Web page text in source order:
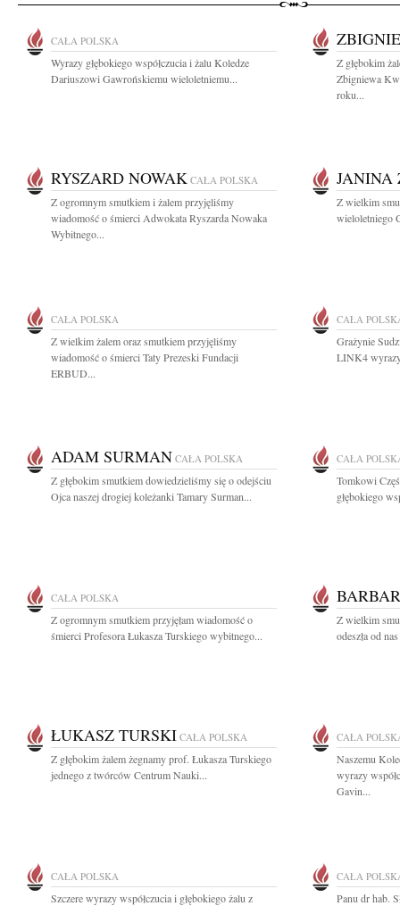
CAŁA POLSKA
Wyrazy głębokiego współczucia i żalu Koledze
Dariuszowi Gawrońskiemu wieloletniemu...
Z głębokim
Zbigniewa
roku...
RYSZARD NOWAK CAŁA POLSKA
Z ogromnym smutkiem i żalem przyjęliśmy
wiadomość o śmierci Adwokata Ryszarda Nowaka
Wybitnego...
JANINA
Z wielkim
wieloletniego
CAŁA POLSKA
Z wielkim żalem oraz smutkiem przyjęliśmy
wiadomość o śmierci Taty Prezeski Fundacji
ERBUD...
CAŁA
Grażynie
LINK4
ADAM SURMAN CAŁA POLSKA
Z głębokim smutkiem dowiedzieliśmy się o odejściu
Ojca naszej drogiej koleżanki Tamary Surman...
CAŁA
Tomkowi
głębokiego
CAŁA POLSKA
Z ogromnym smutkiem przyjęłam wiadomość o
śmierci Profesora Łukasza Turskiego wybitnego...
Z wielkim
odeszła od
ŁUKASZ TURSKI CAŁA POLSKA
Z głębokim żalem żegnamy prof. Łukasza Turskiego
jednego z twórców Centrum Nauki...
CAŁA
Naszemu
wyrazy
Gavin...
CAŁA POLSKA
Szczere wyrazy współczucia i głębokiego żalu z
CAŁA
Panu dr hab.